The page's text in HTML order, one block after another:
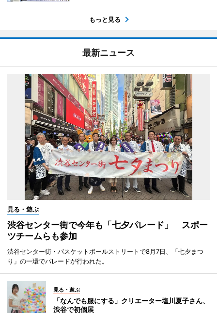
もっと見る
最新ニュース
見る・遊ぶ
渋谷センター街で今年も「七夕パレード」 スポー
ツチームらも参加
渋谷センター街・バスケットボールストリートで8月7日、「七夕まつ
り」の一環でパレードが行われた。
見る・遊ぶ
「なんでも服にする」クリエーター塩川夏子さん、
渋谷で初個展